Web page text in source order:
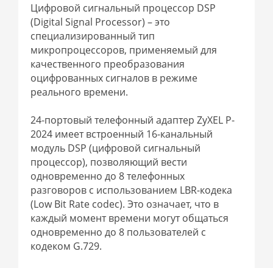
Цифровой сигнальный процессор DSP
(Digital Signal Processor) – это
специализированный тип
микропроцессоров, применяемый для
качественного преобразования
оцифрованных сигналов в режиме
реального времени.
24-портовый телефонный адаптер ZyXEL P-
2024 имеет встроенный 16-канальный
модуль DSP (цифровой сигнальный
процессор), позволяющий вести
одновременно до 8 телефонных
разговоров с использованием LBR-кодека
(Low Bit Rate codec). Это означает, что в
каждый момент времени могут общаться
одновременно до 8 пользователей с
кодеком G.729.